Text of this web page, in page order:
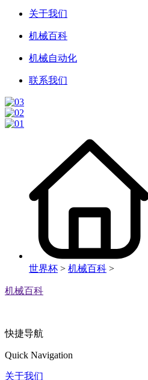
关于我们
机械百科
机械自动化
联系我们
世界杯 > 机械百科 >
机械百科
快捷导航
Quick Navigation
关于我们